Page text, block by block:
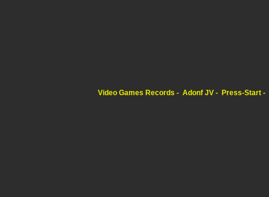
Video Games Records Adonf JV Press-Start